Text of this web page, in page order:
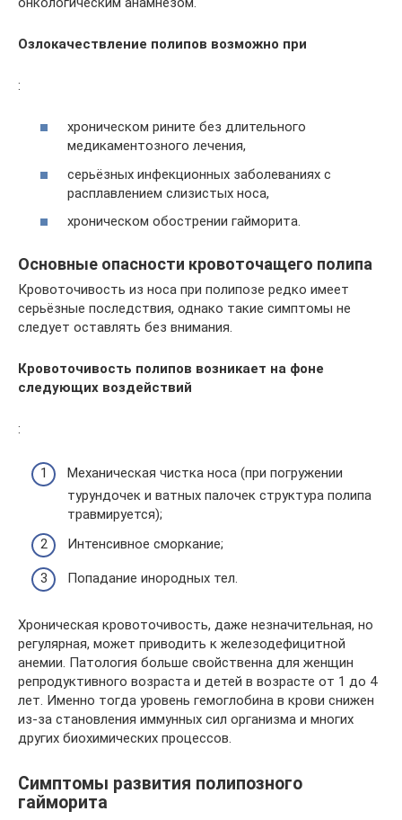
Озлокачествление полипов возможно при
:
хроническом рините без длительного
медикаментозного лечения,
серьёзных инфекционных заболеваниях с
расплавлением слизистых носа,
хроническом обострении гайморита.
Основные опасности кровоточащего полипа
Кровоточивость из носа при полипозе редко имеет
серьёзные последствия, однако такие симптомы не
следует оставлять без внимания.
Кровоточивость полипов возникает на фоне
следующих воздействий
:
Механическая чистка носа (при погружении
турундочек и ватных палочек структура полипа
травмируется);
Интенсивное сморкание;
Попадание инородных тел.
Хроническая кровоточивость, даже незначительная, но
регулярная, может приводить к железодефицитной
анемии. Патология больше свойственна для женщин
репродуктивного возраста и детей в возрасте от 1 до 4
лет. Именно тогда уровень гемоглобина в крови снижен
из-за становления иммунных сил организма и многих
других биохимических процессов.
Симптомы развития полипозного
гайморита